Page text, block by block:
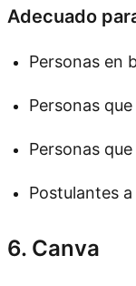
Adecuado
Personas en
Personas
Personas
Postulantes
6. Canva